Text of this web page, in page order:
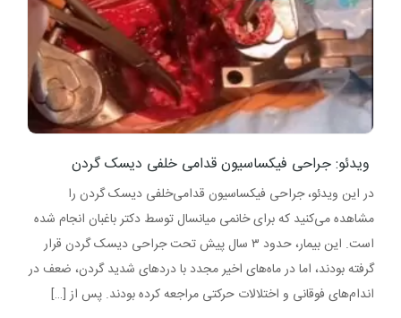
ویدئو: جراحی فیکساسیون قدامی خلفی دیسک گردن
در این ویدئو، جراحی فیکساسیون قدامی‌خلفی دیسک گردن را
مشاهده می‌کنید که برای خانمی میانسال توسط دکتر باغبان انجام شده
است. این بیمار، حدود ۳ سال پیش تحت جراحی دیسک گردن قرار
گرفته بودند، اما در ماه‌های اخیر مجدد با دردهای شدید گردن، ضعف در
اندام‌های فوقانی و اختلالات حرکتی مراجعه کرده بودند. پس از […]